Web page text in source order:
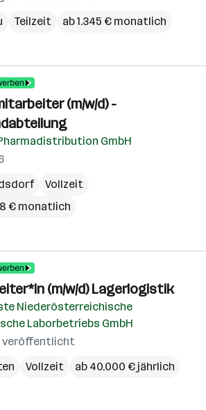
Teilzeit ab 1.345 € monatlich
(m/w/d) -
GmbH
Vollzeit
€ monatlich
(m/w/d) Lagerlogistik
Niederösterreichische
Laborbetriebs GmbH
veröffentlicht
Vollzeit ab 40.000 € jährlich